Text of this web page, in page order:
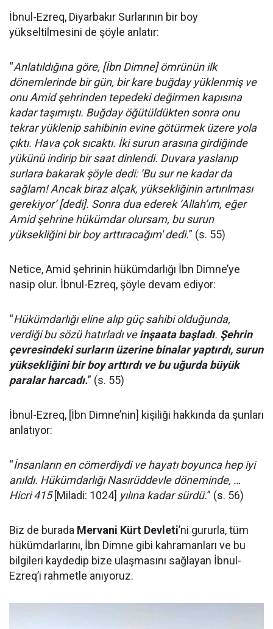
İbnul-Ezreq, Diyarbakır Surlarının bir boy
yükseltilmesini de şöyle anlatır:
“Anlatıldığına göre, [İbn Dimne] ömrünün ilk
dönemlerinde bir gün, bir kare buğday yüklenmiş ve
onu Amid şehrinden tepedeki değirmen kapısına
kadar taşımıştı. Buğday öğütüldükten sonra onu
tekrar yüklenip sahibinin evine götürmek üzere yola
çıktı. Hava çok sıcaktı. İki surun arasına girdiğinde
yükünü indirip bir saat dinlendi. Duvara yaslanıp
surlara bakarak şöyle dedi: ‘Bu sur ne kadar da
sağlam! Ancak biraz alçak, yüksekliğinin artırılması
gerekiyor’ [dedi]. Sonra dua ederek ‘Allah’ım, eğer
Amid şehrine hükümdar olursam, bu surun
yüksekliğini bir boy arttıracağım' dedi.” (s. 55)
Netice, Amid şehrinin hükümdarlığı İbn Dimne’ye
nasip olur. İbnul-Ezreq, şöyle devam ediyor:
“Hükümdarlığı eline alıp güç sahibi olduğunda,
verdiği bu sözü hatırladı veinşaata başladı. Şehrin
çevresindeki surların üzerine binalar yaptırdı, surun
yüksekliğini bir boy arttırdı ve bu uğurda büyük
paralar harcadı.” (s. 55)
İbnul-Ezreq, [İbn Dimne’nin] kişiliği hakkında da şunları
anlatıyor:
“İnsanların en cömerdiydi ve hayatı boyunca hep iyi
anıldı. Hükümdarlığı Nasırüddevle döneminde, …
Hicri 415[Miladi: 1024] yılına kadar sürdü.” (s. 56)
Biz de burada Mervani Kürt Devleti’ni gururla, tüm
hükümdarlarını, İbn Dimne gibi kahramanları ve bu
bilgileri kaydedip bize ulaşmasını sağlayan İbnul-
Ezreq’i rahmetle anıyoruz.